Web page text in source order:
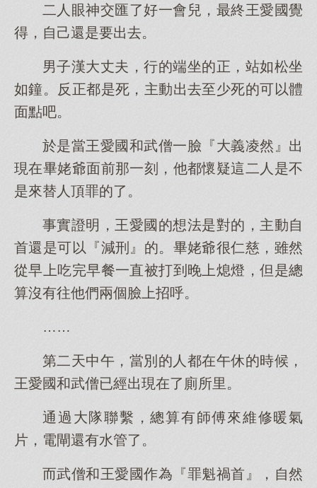
二人眼神交匯了好一會兒，最終王愛國覺
得，自己還是要出去。
男子漢大丈夫，行的端坐的正，站如松坐
如鐘。反正都是死，主動出去至少死的可以體
面點吧。
於是當王愛國和武僧一臉『大義凌然』出
現在畢姥爺面前那一刻，他都懷疑這二人是不
是來替人頂罪的了。
事實證明，王愛國的想法是對的，主動自
首還是可以『減刑』的。畢姥爺很仁慈，雖然
從早上吃完早餐一直被打到晚上熄燈，但是總
算沒有往他們兩個臉上招呼。
……
第二天中午，當別的人都在午休的時候，
王愛國和武僧已經出現在了廁所里。
通過大隊聯繫，總算有師傅來維修暖氣
片，電閘還有水管了。
而武僧和王愛國作為『罪魁禍首』，自然